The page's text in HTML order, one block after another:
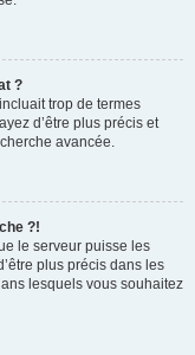
?
trop de termes
d’être plus précis et
avancée.
?!
le serveur puisse les
plus précis dans les
lesquels vous souhaitez